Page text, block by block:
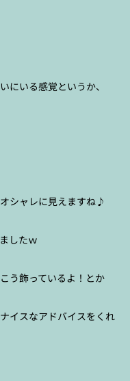
にいる感覚というか、
シャレに見えますね♪
したｗ
う飾っているよ！とか
イスなアドバイスをくれ